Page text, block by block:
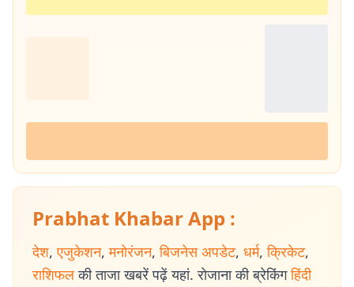
Prabhat Khabar App :
देश, एजुकेशन, मनोरंजन, बिजनेस अपडेट, धर्म, क्रिकेट,
राशिफल की ताजा खबरें पढ़ें यहां. रोजाना की ब्रेकिंग हिंदी